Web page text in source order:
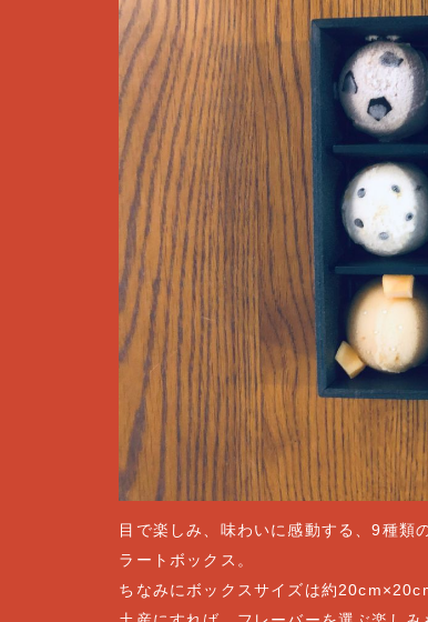
目で楽しみ、味わいに感動する、9種類
ラートボックス。
ちなみにボックスサイズは約